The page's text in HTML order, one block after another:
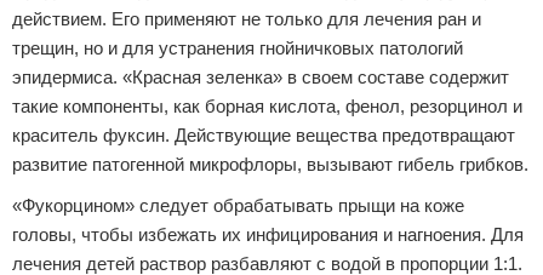
действием. Его применяют не только для лечения ран и
трещин, но и для устранения гнойничковых патологий
эпидермиса. «Красная зеленка» в своем составе содержит
такие компоненты, как борная кислота, фенол, резорцинол и
краситель фуксин. Действующие вещества предотвращают
развитие патогенной микрофлоры, вызывают гибель грибков.
«Фукорцином» следует обрабатывать прыщи на коже
головы, чтобы избежать их инфицирования и нагноения. Для
лечения детей раствор разбавляют с водой в пропорции 1:1.